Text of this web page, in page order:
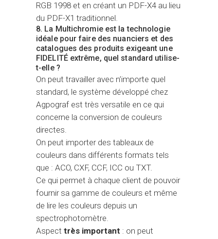
RGB 1998 et en créant un PDF-X4 au lieu
du PDF-X1 traditionnel.
8. La Multichromie est la technologie
idéale pour faire des nuanciers et des
catalogues des produits exigeant une
FIDELITÉ extrême, quel standard utilise-
t-elle ?
On peut travailler avec n’importe quel
standard, le système développé chez
Agpograf est très versatile en ce qui
concerne la conversion de couleurs
directes.
On peut importer des tableaux de
couleurs dans différents formats tels
que : ACO, CXF, CCF, ICC ou TXT.
Ce qui permet à chaque client de pouvoir
fournir sa gamme de couleurs et même
de lire les couleurs depuis un
spectrophotomètre.
Aspect très important : on peut